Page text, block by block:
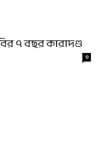
৭ বছর কারাদণ্ড
0